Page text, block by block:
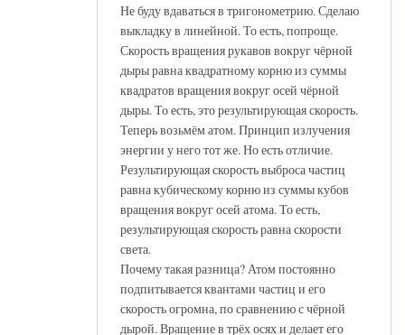
Не буду вдаваться в тригонометрию. Сделаю
выкладку в линейной. То есть, попроще.
Скорость вращения рукавов вокруг чёрной
дыры равна квадратному корню из суммы
квадратов вращения вокруг осей чёрной
дыры. То есть, это результирующая скорость.
Теперь возьмём атом. Принцип излучения
энергии у него тот же. Но есть отличие.
Результирующая скорость выброса частиц
равна кубическому корню из суммы кубов
вращения вокруг осей атома. То есть,
результирующая скорость равна скорости
света.
Почему такая разница? Атом постоянно
подпитывается квантами частиц и его
скорость огромна, по сравнению с чёрной
дырой. Вращение в трёх осях и делает его